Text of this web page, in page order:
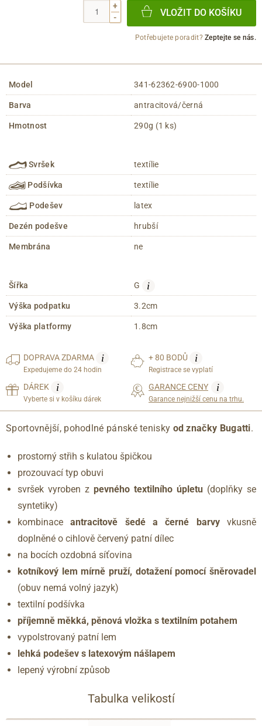
+
-
VLOŽIT DO KOŠÍKU
Potřebujete poradit?Zeptejte se nás.
Model 341-62362-6900-1000
Barva antracitová/černá
Hmotnost 290g (1 ks)
Svršek textílie
Podšívka textílie
Podešev latex
Dezén podešve hrubší
Membrána ne
Šířka G i
Výška podpatku 3.2cm
Výška platformy 1.8cm
DOPRAVAZDARMA i
Expedujeme do 24 hodin
+ 80 BODŮ i
Registrace se vyplatí
DÁREK i
Vyberte si v košíku dárek
GARANCE CENY i
Garance nejnižší cenu na trhu.
Sportovnější, pohodlné pánské tenisky od značky Bugatti.
prostorný střih s kulatou špičkou
prozouvací typ obuvi
svršek vyroben z pevného textilního úpletu (doplňky se
syntetiky)
kombinaceantracitově šedé a černé barvyvkusně
doplněné o cihlově červený patní dílec
na bocích ozdobná síťovina
kotníkový lem mírně pruží, dotažení pomocí šněrovadel
(obuv nemá volný jazyk)
textilní podšívka
příjemně měkká, pěnová vložka s textilním potahem
vypolstrovaný patní lem
lehká podešev s latexovým nášlapem
lepený výrobní způsob
Tabulka velikostí